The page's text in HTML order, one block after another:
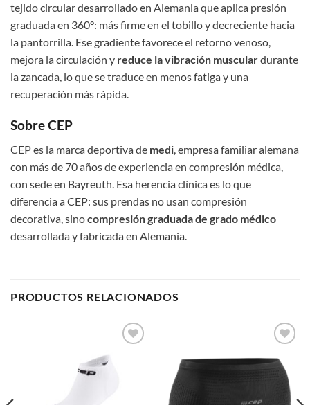
tejido circular desarrollado en Alemania que aplica presión
graduada en 360°: más firme en el tobillo y decreciente hacia
la pantorrilla. Ese gradiente favorece el retorno venoso,
mejora la circulación y reduce la vibración musculardurante
la zancada, lo que se traduce en menos fatiga y una
recuperación más rápida.
Sobre CEP
CEP es la marca deportiva de medi , empresa familiar alemana
con más de 70 años de experiencia en compresión médica,
con sede en Bayreuth. Esa herencia clínica es lo que
diferencia a CEP: sus prendas no usan compresión
decorativa, sinocompresión graduada de grado médico
desarrollada y fabricada en Alemania.
PRODUCTOS RELACIONADOS
wishlist